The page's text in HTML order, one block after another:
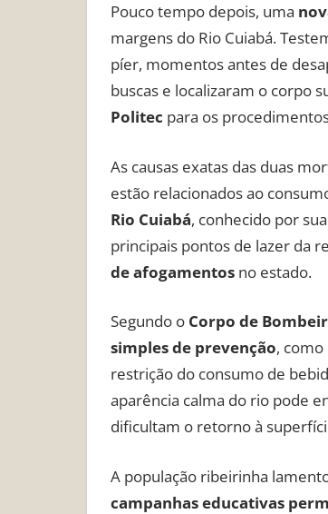
Pouco tempo depois, uma
margens do Rio Cuiabá.
píer, momentos antes de
buscas e localizaram o corpo
Politec para os
As causas exatas das duas
estão relacionados ao
Rio Cuiabá, conhecido por
principais pontos de lazer da
de afogamentosno estado.
Segundo o Corpo de
simples de prevenção, como
restrição do consumo de
aparência calma do rio pode
dificultam o retorno à
A população ribeirinha
campanhas educativas